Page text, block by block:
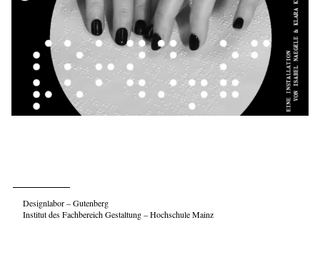
Designlabor – Gutenberg
Institut des Fachbereich Gestaltung – Hochschule Mainz